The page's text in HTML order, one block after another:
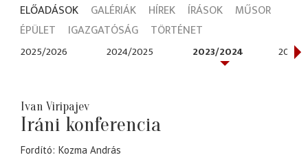
ELŐADÁSOK GALÉRIÁK HÍREK ÍRÁSOK
MŰSOR
ÉPÜLET
IGAZGATÓSÁG TÖRTÉNET
2025/2026 2024/2025 2023/2024 2022/
Ivan Viripajev
Iráni konferencia
Fordító Kozma András